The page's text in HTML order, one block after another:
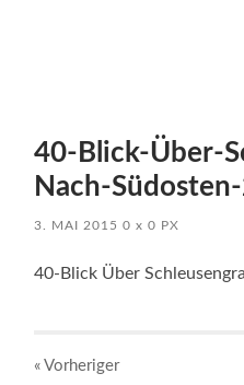
40-Blick-Über-
Nach-
3. MAI 2015 0x 0 PX
40-Blick Über
« Vorheriger